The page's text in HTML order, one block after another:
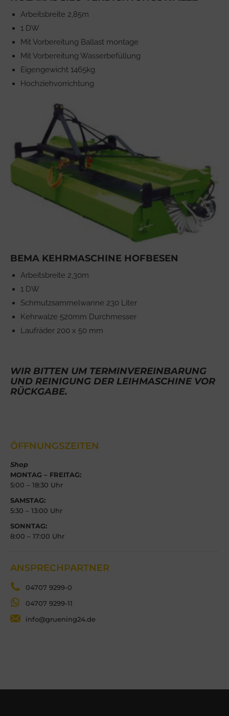
Arbeitsbreite 2,85m
1 DW
Mit Vorbereitung Ballast montage
Mit Vorbereitung Wasserbefüllung
Eigengewicht 1465kg
Hochziehvorrichtung
BEMA KEHRMASCHINE HOFBESEN
Arbeitsbreite 2,30m
1 DW
Schmutzsammelwanne 230 Liter
Kehrwalze 520mm Durchmesser
Laufräder 200 x 50 mm
WIR BITTEN UM TERMINVEREINBARUNG
UND REINIGUNG DER LEIHMASCHINE VOR
RÜCKGABE.
ÖFFNUNGSZEITEN
Shop
MONTAG – FREITAG:
5:00 – 18:30 Uhr
SAMSTAG:
5:30 – 13:00 Uhr
SONNTAG:
8:00 – 17:00 Uhr
ANSPRECHPARTNER
04707 9299-0
04707 9299-11
info@gruening24.de